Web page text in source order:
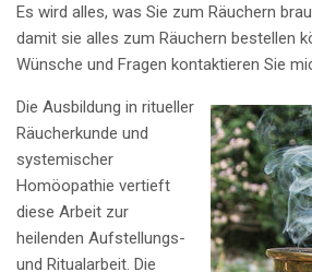
Es wird alles, was Sie zum Räuchern
damit sie alles zum Räuchern bestellen
Wünsche und Fragen kontaktieren Sie
Die Ausbildung in ritueller
Räucherkunde und
systemischer
Homöopathie vertieft
diese Arbeit zur
heilenden Aufstellungs-
und Ritualarbeit. Die